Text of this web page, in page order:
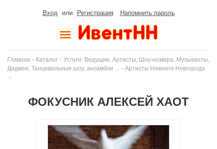
Вход или Регистрация Напомнить пароль
Главная - Каталог - Услуги: Ведущие, Артисты, Шоу-номера, Музыканты,
Диджеи, Танцевальные шоу, ансамбли ...
- Артисты Нижнего Новгорода
-
ФОКУСНИК АЛЕКСЕЙ ХАОТ